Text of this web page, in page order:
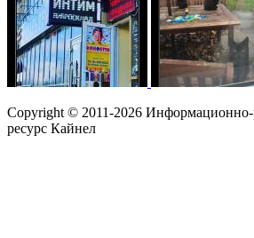
Copyright © 2011-2026 Информационно-
ресурс Кайнел